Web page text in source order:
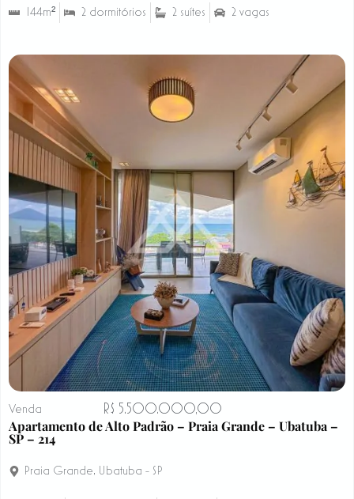
144m² 2 dormitórios 2 suítes 2 vagas
Venda R$ 5.500.000,00
Apartamento de Alto Padrão – Praia Grande – Ubatuba –
SP – 214
Praia Grande, Ubatuba - SP